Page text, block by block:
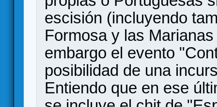
escisión (incluyendo
Formosa y las
embargo el evento
posibilidad de una
Entiendo que en ese